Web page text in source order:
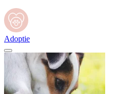
Adoptie